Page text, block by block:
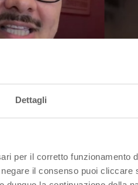
Dettagli
per il corretto funzionamento
il consenso puoi cliccare